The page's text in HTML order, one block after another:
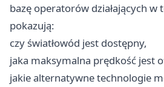
bazę operatorów działających w
pokazują:
czy światłowód jest dostępny,
jaka maksymalna prędkość jest
jakie alternatywne technologie